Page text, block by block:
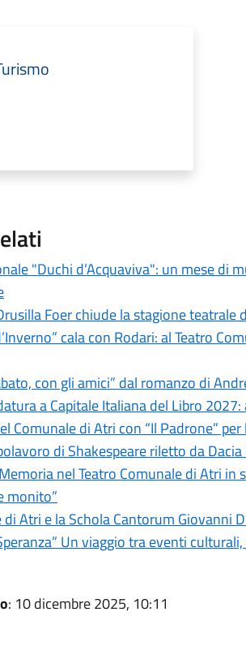
"Duchi d’Acquaviva": un mese di
Foer chiude la stagione teatrale
cala con Rodari: al Teatro
con gli amici” dal romanzo di
a Capitale Italiana del Libro
Comunale di Atri con “Il Padrone”
di Shakespeare riletto da
nel Teatro Comunale di Atri in
monito”
Atri e la Schola Cantorum Giovanni
Un viaggio tra eventi
: 10 dicembre 2025, 10:11